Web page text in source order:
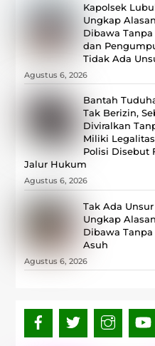
Kapolsek
Ungkap
Dibawa
dan
Tidak Ada
Agustus 6, 2026
Bantah
Tak Berizin,
Diviralkan
Miliki
Polisi Disebut
Jalur Hukum
Agustus 6, 2026
Tak Ada
Ungkap
Dibawa
Asuh
Agustus 6, 2026